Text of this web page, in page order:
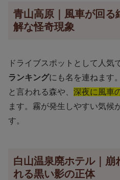
青山高原｜風車が回る
解な怪奇現象
ドライブスポットとして人気
ランキングにも名を連ねます
と言われる森や、 深夜に風車
ます。霧が発生しやすい気候
す。
白山温泉廃ホテル｜崩
れる黒い影の正体